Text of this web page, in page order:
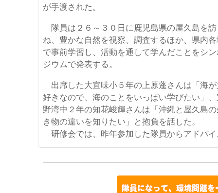
が手渡された。
隊員は２６～３０日に鹿児島県の屋久島を訪
ね、豊かな自然を視察、調査するほか、県内各
で事前学習し、活動を通して学んだことをシン
ジウムで発表する。
出席した大宜味小５年の上原蓬さんは「海が
好きなので、海のことをいっぱい学びたい」、
野湾中２年の知花峻輝さんは「沖縄と屋久島の
き物の違いを知りたい」と抱負を話した。
研修会では、昨年参加した隊員からアドバ